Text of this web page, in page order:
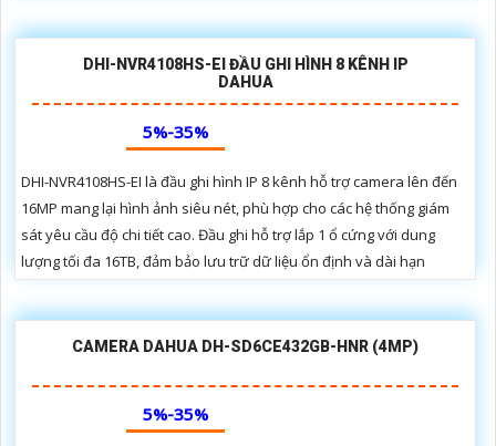
DHI-NVR4108HS-EI ĐẦU GHI HÌNH 8 KÊNH IP
DAHUA
5%-35%
DHI-NVR4108HS-EI là đầu ghi hình IP 8 kênh hỗ trợ camera lên đến
16MP mang lại hình ảnh siêu nét, phù hợp cho các hệ thống giám
sát yêu cầu độ chi tiết cao. Đầu ghi hỗ trợ lắp 1 ổ cứng với dung
lượng tối đa 16TB, đảm bảo lưu trữ dữ liệu ổn định và dài hạn
CAMERA DAHUA DH-SD6CE432GB-HNR (4MP)
5%-35%